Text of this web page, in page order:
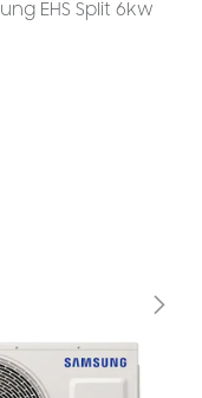
EHS Split 6kw